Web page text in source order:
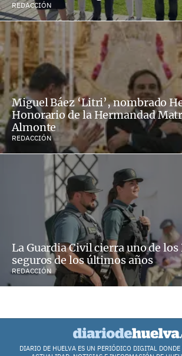
REDACCIÓN
Miguel Báez ‘Litri’, nombrado
Honorario de la Hermandad
Almonte
REDACCIÓN
La Guardia Civil cierra uno de los
seguros de los últimos años
REDACCIÓN
DIARIO DE HUELVA ES UN PERIÓDICO DIGITAL